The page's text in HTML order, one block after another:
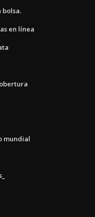
bolsa.
en línea
mundial